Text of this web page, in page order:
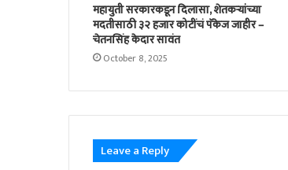
महायुती सरकारकडून दिलासा, शेतकऱ्यांच्या
मदतीसाठी ३२ हजार कोटींचं पॅकेज जाहीर –
चेतनसिंह केदार सावंत
October 8, 2025
Leave a Reply